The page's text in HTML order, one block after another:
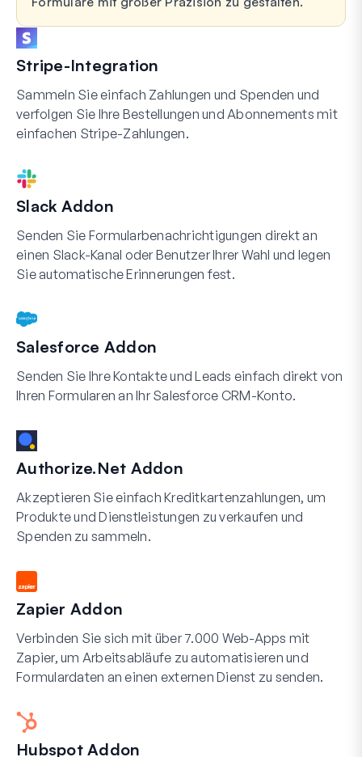
Stripe-Integration
Sammeln Sie einfach Zahlungen und Spenden und
verfolgen Sie Ihre Bestellungen und Abonnements mit
einfachen Stripe-Zahlungen.
Slack Addon
Senden Sie Formularbenachrichtigungen direkt an
einen Slack-Kanal oder Benutzer Ihrer Wahl und legen
Sie automatische Erinnerungen fest.
Salesforce Addon
Senden Sie Ihre Kontakte und Leads einfach direkt von
Ihren Formularen an Ihr Salesforce CRM-Konto.
Authorize.Net Addon
Akzeptieren Sie einfach Kreditkartenzahlungen, um
Produkte und Dienstleistungen zu verkaufen und
Spenden zu sammeln.
Zapier Addon
Verbinden Sie sich mit über 7.000 Web-Apps mit
Zapier, um Arbeitsabläufe zu automatisieren und
Formulardaten an einen externen Dienst zu senden.
Hubspot Addon